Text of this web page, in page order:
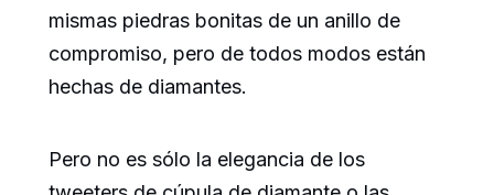
mismas piedras bonitas de un anillo de
compromiso, pero de todos modos están
hechas de diamantes.
Pero no es sólo la elegancia de los